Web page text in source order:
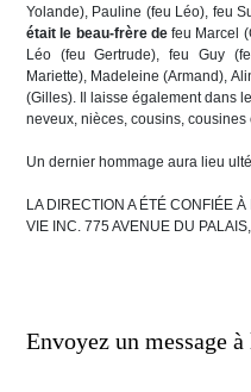
Yolande), Pauline (feu Léo), feu
était le beau-frère defeu Marcel
Léo (feu Gertrude), feu Guy
Mariette), Madeleine (Armand),
(Gilles). Il laisse également dans
neveux, nièces, cousins, cousines
Un dernier hommage aura lieu
LA DIRECTION A ÉTÉ CONFIÉE
VIE INC. 775 AVENUE DU
Envoyez un message